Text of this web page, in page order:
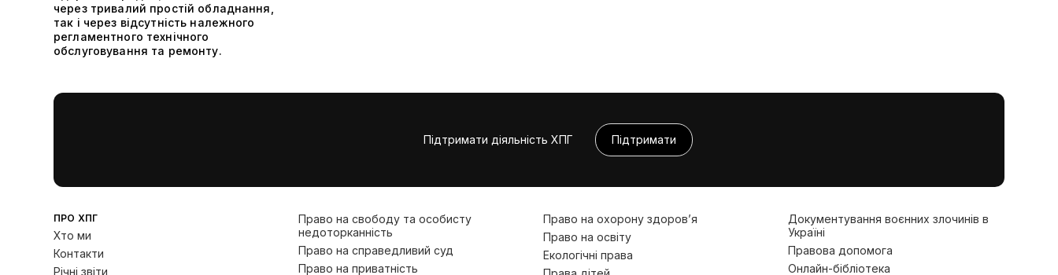
через тривалий простій обладнання,
так і через відсутність належного
регламентного технічного
обслуговування та ремонту.
Підтримати діяльність ХПГ Підтримати
ПРО ХПГ
Хто ми
Контакти
Річні звіти
Право на свободу та особисту
недоторканність
Право на справедливий суд
Право на приватність
Право на охорону здоров’я
Право на освіту
Екологічні права
Документування воєнних злочинів в
Україні
Правова допомога
Онлайн-бібліотека